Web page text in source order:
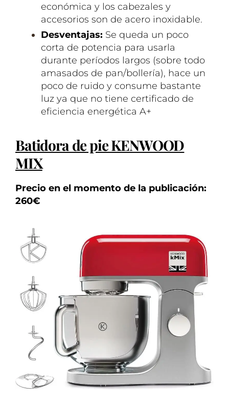
económica y los cabezales y
accesorios son de acero inoxidable.
Desventajas: Se queda un poco
corta de potencia para usarla
durante períodos largos (sobre todo
amasados de pan/bollería), hace un
poco de ruido y consume bastante
luz ya que no tiene certificado de
eficiencia energética A+
Batidora de pie KENWOOD
MIX
Precio en el momento de la publicación:
260€